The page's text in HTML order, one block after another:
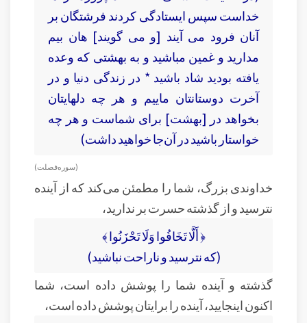
خداست‏ سپس ايستادگى كردند فرشتگان بر
آنان فرود مى ‏آيند [و مى‏ گويند] هان بيم
مداريد و غمين مباشيد و به بهشتى كه وعده
يافته بوديد شاد باشيد * در زندگى دنيا و در
آخرت دوستانتان ماييم و هر چه دلهايتان
بخواهد در [بهشت] براى شماست و هر چه
خواستار باشيد در آن‌جا خواهيد داشت)
( سوره فصلت )
خداوندی بزرگ، شما را مطمئن می‌کند که از آینده
نترسید و از گذشته حسرت بر ندارید،
﴿ أَلَّا تَخَافُوا وَلَا تَحْزَنُوا ﴾
(که نترسید و ناراحت نباشید)
گذشته و آینده شما را پوشش داده است، شما
اکنون اینجایید، آینده را برایتان پوشش داده است،